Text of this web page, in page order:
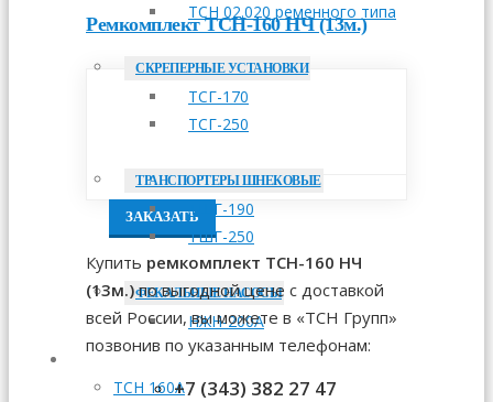
ТСН 02.020 ременного типа
СКРЕПЕРНЫЕ УСТАНОВКИ
ТСГ-170
ТСГ-250
ТРАНСПОРТЕРЫ ШНЕКОВЫЕ
ТШГ-190
ТШГ-250
ФЕКАЛЬНЫЕ НАСОСЫ
НЖН-200А
ТСН 160А
Ремкомплект ТСН-160 НЧ (13м.)
ЗАКАЗАТЬ
Купить ремкомплект ТСН-160 НЧ
(13м.)по выгодной цене с доставкой
всей России, вы можете в «ТСН Групп»
позвонив по указанным телефонам:
+7 (343) 382 27 47